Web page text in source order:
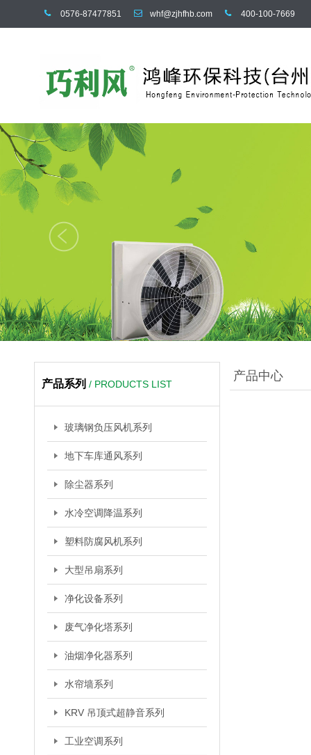
0576-87477851 whf@zjhfhb.com 400-100-7669
产品系列 / PRODUCTS LIST
玻璃钢负压风机系列
地下车库通风系列
除尘器系列
水冷空调降温系列
塑料防腐风机系列
大型吊扇系列
净化设备系列
废气净化塔系列
油烟净化器系列
水帘墙系列
KRV 吊顶式超静音系列
工业空调系列
产品中心